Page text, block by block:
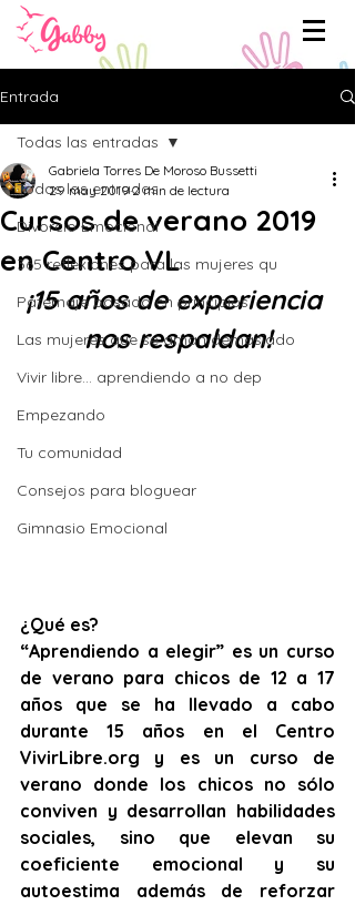
Entrada
Todas las entradas
Divorcio Emocional
365 reflexiones para las mujeres qu
Paternaje basado en principios
Las mujeres que se aman demasiado
Vivir libre... aprendiendo a no dep
Empezando
Tu comunidad
Consejos para bloguear
Gimnasio Emocional
Todas las entradas
Cursos de verano 2019
en Centro VL
Gabriela Torres De Moroso Bussetti
29 may 20192 min de lectura
¡15 años de experiencia
nos respaldan!
¿Qué es?
“Aprendiendo a elegir” es un curso
de verano para chicos de 12 a 17
años que se ha llevado a cabo
durante 15 años en el Centro
VivirLibre.org y es un curso de
verano donde los chicos no sólo
conviven y desarrollan habilidades
sociales, sino que elevan su
coeficiente emocional y su
autoestima además de reforzar